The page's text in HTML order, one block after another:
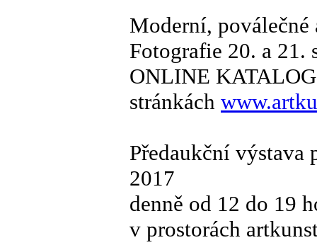
Moderní, poválečné
Fotografie 20. a 21.
ONLINE
stránkách
Předaukční výstava
2017
denně od 12 do 19
v prostorách